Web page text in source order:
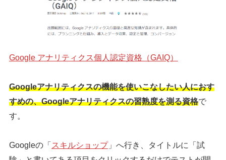
Google アナリティクス個人認定資格（GAIQ）
Googleアナリティクスの機能を使いこなしたい人におす
すめの、Googleアナリティクスの習熟度を測る資格で
す。
Googleの「 スキルショップ」へ行き、タイトルに「試